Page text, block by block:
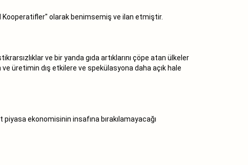
Kooperatifler" olarak benimsemiş ve ilan etmiştir.
ve bir yanda gıda artıklarını çöpe atan ülkeler
üretimin dış etkilere ve spekülasyona daha açık hale
ekonomisinin insafına bırakılamayacağı